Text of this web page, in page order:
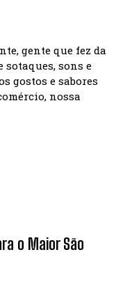
gente que fez da
sotaques, sons e
gostos e sabores
nossa
o Maior São